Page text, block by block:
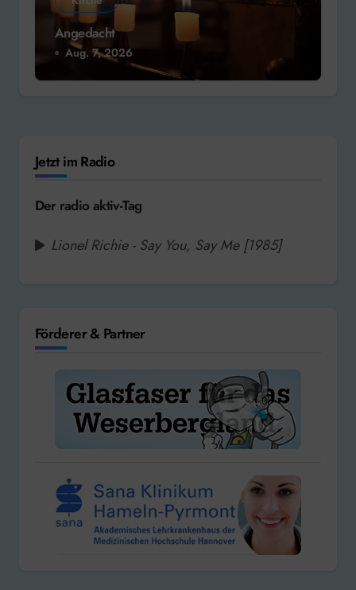
Angedacht
Aug. 7, 2026
Jetzt im Radio
Der radio aktiv-Tag
Lionel Richie - Say You, Say Me [1985]
Förderer & Partner